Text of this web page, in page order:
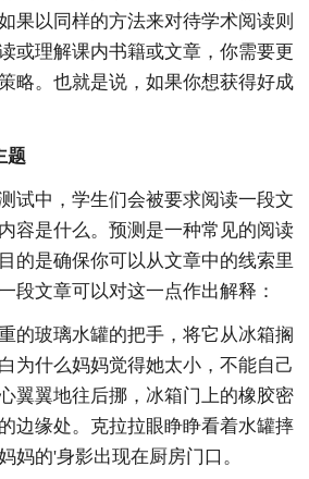
果以同样的方法来对待学术阅读则
或理解课内书籍或文章，你需要更
略。也就是说，如果你想获得好成
题
试中，学生们会被要求阅读一段文
容是什么。预测是一种常见的阅读
的是确保你可以从文章中的线索里
段文章可以对这一点作出解释：
的玻璃水罐的把手，将它从冰箱搁
为什么妈妈觉得她太小，不能自己
翼翼地往后挪，冰箱门上的橡胶密
边缘处。克拉拉眼睁睁看着水罐摔
妈的'身影出现在厨房门口。